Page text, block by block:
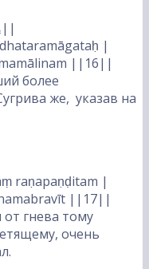
|
||16||
более
же, указав на
raṇapaṇḍitam |
||17||
гнева тому
очень